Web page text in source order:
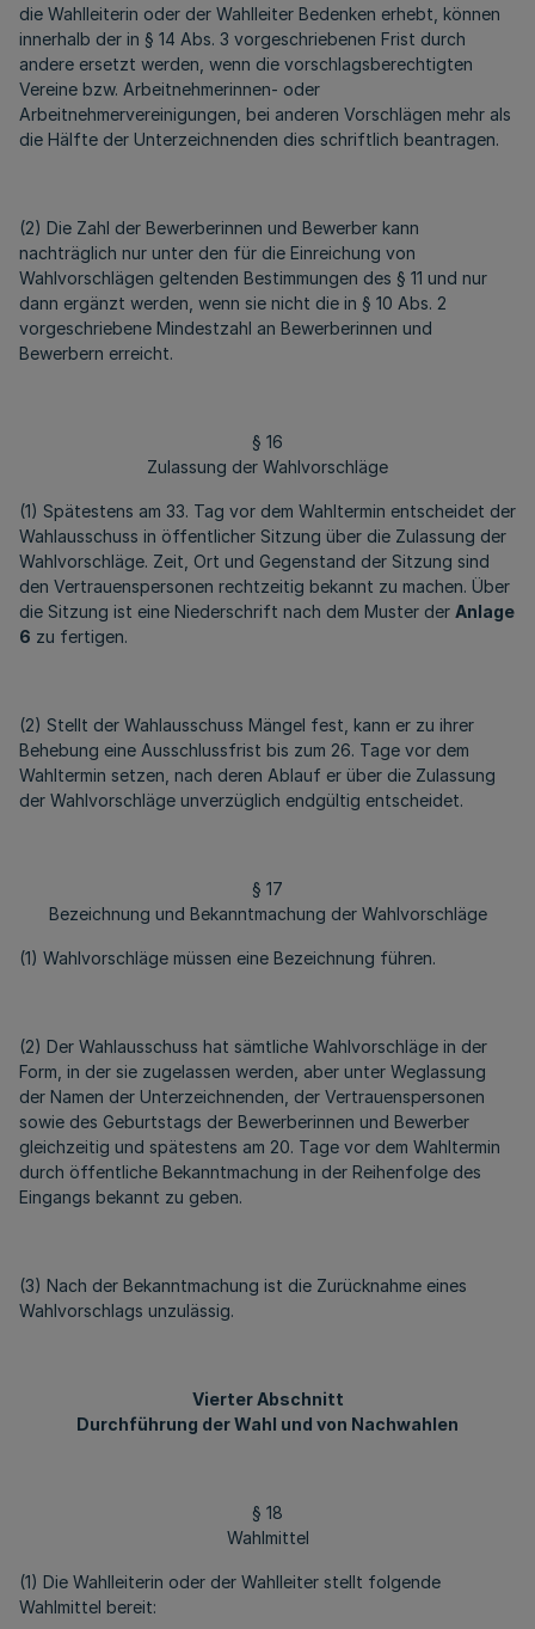
die Wahlleiterin oder der Wahlleiter Bedenken erhebt, können
innerhalb der in § 14 Abs. 3 vorgeschriebenen Frist durch
andere ersetzt werden, wenn die vorschlagsberechtigten
Vereine bzw. Arbeitnehmerinnen- oder
Arbeitnehmervereinigungen, bei anderen Vorschlägen mehr als
die Hälfte der Unterzeichnenden dies schriftlich beantragen.
(2) Die Zahl der Bewerberinnen und Bewerber kann
nachträglich nur unter den für die Einreichung von
Wahlvorschlägen geltenden Bestimmungen des § 11 und nur
dann ergänzt werden, wenn sie nicht die in § 10 Abs. 2
vorgeschriebene Mindestzahl an Bewerberinnen und
Bewerbern erreicht.
§ 16
Zulassung der Wahlvorschläge
(1) Spätestens am 33. Tag vor dem Wahltermin entscheidet der
Wahlausschuss in öffentlicher Sitzung über die Zulassung der
Wahlvorschläge. Zeit, Ort und Gegenstand der Sitzung sind
den Vertrauenspersonen rechtzeitig bekannt zu machen. Über
die Sitzung ist eine Niederschrift nach dem Muster der Anlage
6 zu fertigen.
(2) Stellt der Wahlausschuss Mängel fest, kann er zu ihrer
Behebung eine Ausschlussfrist bis zum 26. Tage vor dem
Wahltermin setzen, nach deren Ablauf er über die Zulassung
der Wahlvorschläge unverzüglich endgültig entscheidet.
§ 17
Bezeichnung und Bekanntmachung der Wahlvorschläge
(1) Wahlvorschläge müssen eine Bezeichnung führen.
(2) Der Wahlausschuss hat sämtliche Wahlvorschläge in der
Form, in der sie zugelassen werden, aber unter Weglassung
der Namen der Unterzeichnenden, der Vertrauenspersonen
sowie des Geburtstags der Bewerberinnen und Bewerber
gleichzeitig und spätestens am 20. Tage vor dem Wahltermin
durch öffentliche Bekanntmachung in der Reihenfolge des
Eingangs bekannt zu geben.
(3) Nach der Bekanntmachung ist die Zurücknahme eines
Wahlvorschlags unzulässig.
Vierter Abschnitt
Durchführung der Wahl und von Nachwahlen
§ 18
Wahlmittel
(1) Die Wahlleiterin oder der Wahlleiter stellt folgende
Wahlmittel bereit: